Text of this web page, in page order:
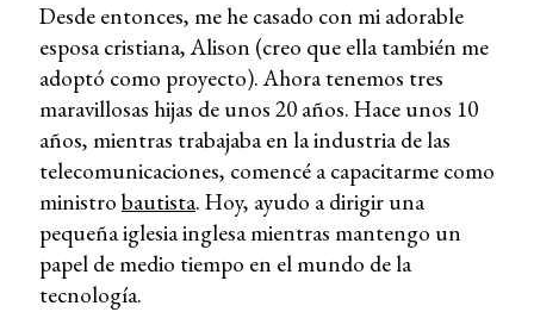
Desde entonces, me he casado con mi adorable
esposa cristiana, Alison (creo que ella también me
adoptó como proyecto). Ahora tenemos tres
maravillosas hijas de unos 20 años. Hace unos 10
años, mientras trabajaba en la industria de las
telecomunicaciones, comencé a capacitarme como
ministro bautista. Hoy, ayudo a dirigir una
pequeña iglesia inglesa mientras mantengo un
papel de medio tiempo en el mundo de la
tecnología.